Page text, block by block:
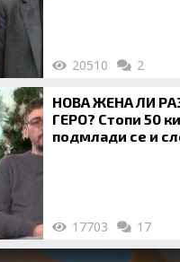
20510 2
НОВА ЖЕНА ЛИ
ГЕРО? Стопи 50
подмлади се и
17703 17